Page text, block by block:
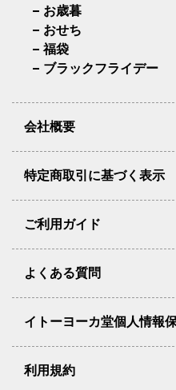
お歳暮
おせち
福袋
ブラックフライデー
会社概要
特定商取引に基づく表示
ご利用ガイド
よくある質問
イトーヨーカ堂個人情報
利用規約